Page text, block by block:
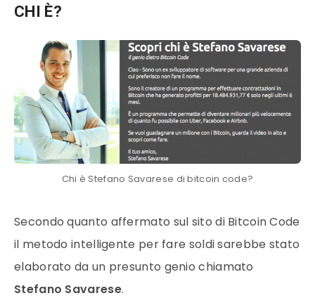
CHI È?
Chi è Stefano Savarese di bitcoin code?
Secondo quanto affermato sul sito di Bitcoin Code
il metodo intelligente per fare soldi sarebbe stato
elaborato da un presunto genio chiamato
Stefano Savarese.